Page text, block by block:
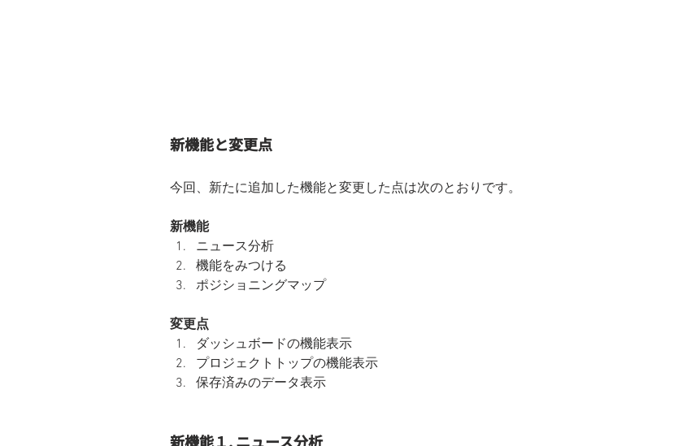
新機能と変更点
今回、新たに追加した機能と変更した点は次のとおりです。
新機能
ニュース分析
機能をみつける
ポジショニングマップ
変更点
ダッシュボードの機能表示
プロジェクトトップの機能表示
保存済みのデータ表示
新機能１. ニュース分析